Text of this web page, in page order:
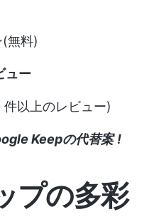
無料)
ュー
以上のレビュー)
Keepの代替案 !
プの多彩